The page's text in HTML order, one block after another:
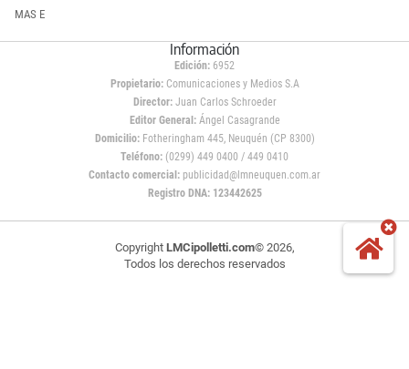
MAS E
Información
Edición: 6952
Propietario:Comunicaciones y Medios S.A
Director: Juan Carlos Schroeder
Editor General:Ángel Casagrande
Domicilio:Fotheringham 445, Neuquén (CP 8300)
Teléfono: (0299) 449 0400 / 449 0410
Contacto comercial: publicidad@lmneuquen.com.ar
Registro DNA: 123442625
Copyright LMCipolletti.com© 2026,
Todos los derechos reservados